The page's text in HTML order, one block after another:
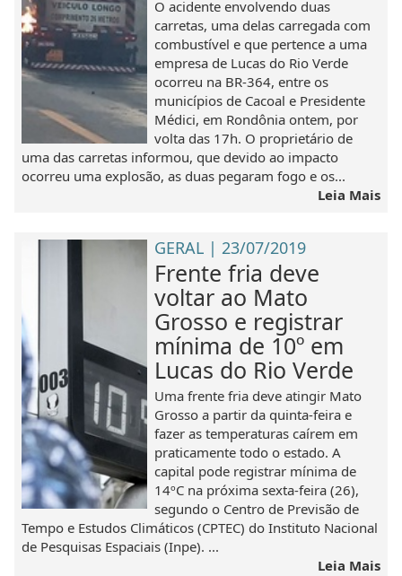
O acidente envolvendo duas
carretas, uma delas carregada com
combustível e que pertence a uma
empresa de Lucas do Rio Verde
ocorreu na BR-364, entre os
municípios de Cacoal e Presidente
Médici, em Rondônia ontem, por
volta das 17h. O proprietário de
uma das carretas informou, que devido ao impacto
ocorreu uma explosão, as duas pegaram fogo e os...
Leia Mais
GERAL | 23/07/2019
Frente fria deve
voltar ao Mato
Grosso e registrar
mínima de 10º em
Lucas do Rio Verde
Uma frente fria deve atingir Mato
Grosso a partir da quinta-feira e
fazer as temperaturas caírem em
praticamente todo o estado. A
capital pode registrar mínima de
14ºC na próxima sexta-feira (26),
segundo o Centro de Previsão de
Tempo e Estudos Climáticos (CPTEC) do Instituto Nacional
de Pesquisas Espaciais (Inpe). ...
Leia Mais